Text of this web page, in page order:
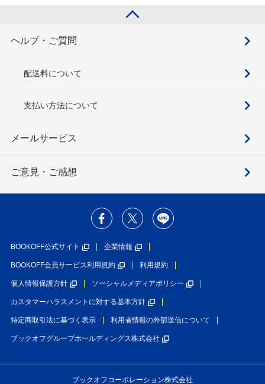
ヘルプ・ご質問
配送料について
支払い方法について
メールサービス
ご意見・ご感想
BOOKOFF公式サイト 企業情報
BOOKOFF会員サービス利用規約 利用規約
個人情報保護方針 ソーシャルメディアポリシー
カスタマーハラスメントに対する基本方針
特定商取引法に基づく表示 利用者情報の外部送信について
ブックオフグループホールディングス株式会社
ブックオフコーポレーション株式会社